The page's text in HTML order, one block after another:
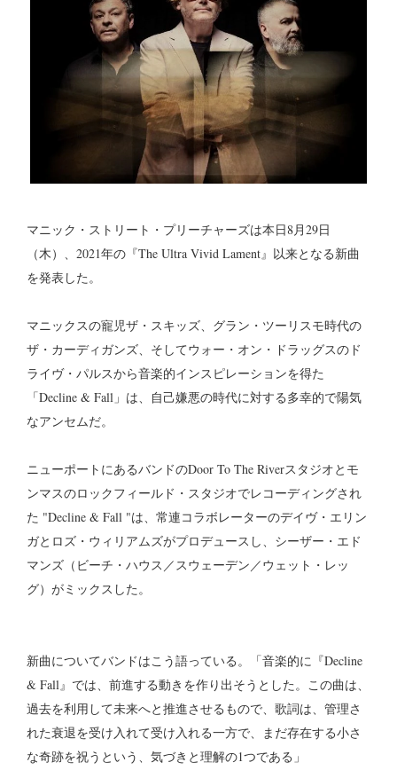
マニック・ストリート・プリーチャーズは本日8月29日
（木）、2021年の『The Ultra Vivid Lament』以来となる新曲
を発表した。
マニックスの寵児ザ・スキッズ、グラン・ツーリスモ時代の
ザ・カーディガンズ、そしてウォー・オン・ドラッグスのド
ライヴ・パルスから音楽的インスピレーションを得た
「Decline & Fall」は、自己嫌悪の時代に対する多幸的で陽気
なアンセムだ。
ニューポートにあるバンドのDoor To The Riverスタジオとモ
ンマスのロックフィールド・スタジオでレコーディングされ
た "Decline & Fall "は、常連コラボレーターのデイヴ・エリン
ガとロズ・ウィリアムズがプロデュースし、シーザー・エド
マンズ（ビーチ・ハウス／スウェーデン／ウェット・レッ
グ）がミックスした。
新曲についてバンドはこう語っている。「音楽的に『Decline
& Fall』では、前進する動きを作り出そうとした。この曲は、
過去を利用して未来へと推進させるもので、歌詞は、管理さ
れた衰退を受け入れて受け入れる一方で、まだ存在する小さ
な奇跡を祝うという、気づきと理解の1つである」